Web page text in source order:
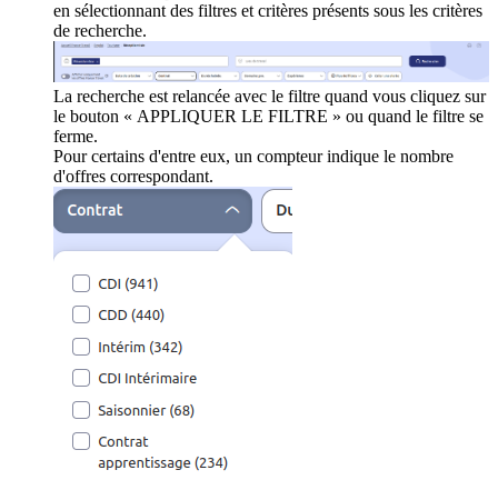
en sélectionnant des filtres et critères présents sous les critères
de recherche.
La recherche est relancée avec le filtre quand vous cliquez sur
le bouton « APPLIQUER LE FILTRE » ou quand le filtre se
ferme.
Pour certains d'entre eux, un compteur indique le nombre
d'offres correspondant.